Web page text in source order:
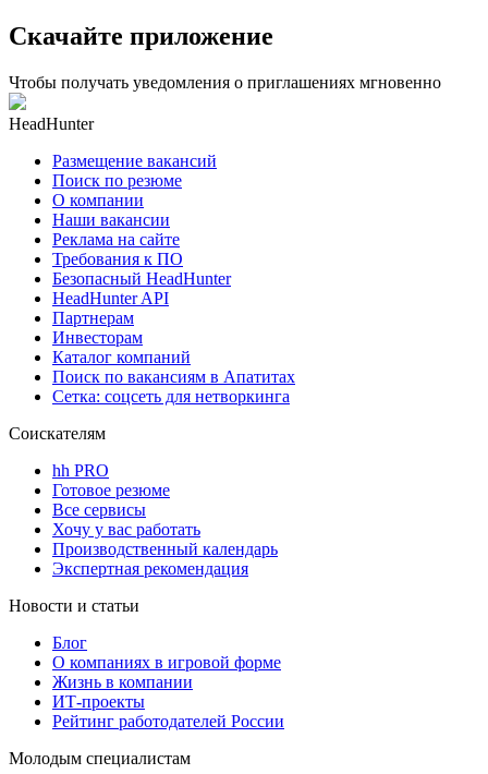
Скачайте приложение
Чтобы получать уведомления о приглашениях мгновенно
HeadHunter
Размещение вакансий
Поиск по резюме
О компании
Наши вакансии
Реклама на сайте
Требования к ПО
Безопасный HeadHunter
HeadHunter API
Партнерам
Инвесторам
Каталог компаний
Поиск по вакансиям в Апатитах
Сетка: соцсеть для нетворкинга
Соискателям
hh PRO
Готовое резюме
Все сервисы
Хочу у вас работать
Производственный календарь
Экспертная рекомендация
Новости и статьи
Блог
О компаниях в игровой форме
Жизнь в компании
ИТ-проекты
Рейтинг работодателей России
Молодым специалистам